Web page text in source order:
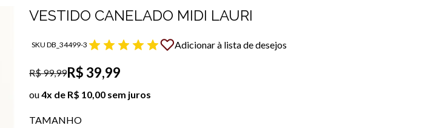
VESTIDO CANELADO MIDI LAURI
SKU DB_34499-3 Adicionar à lista de desejos
R$ 99,99R$ 39,99
ou4x de R$ 10,00 sem juros
TAMANHO